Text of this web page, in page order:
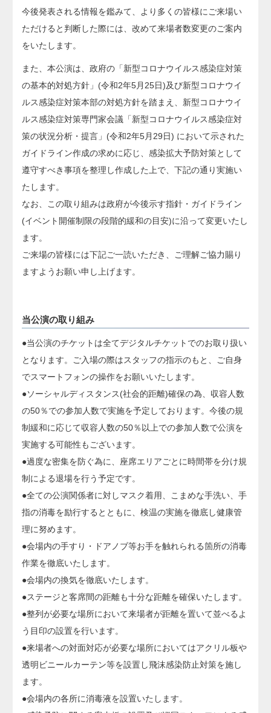
今後発表される情報を鑑みて、より多くの皆様にご来場い
ただけると判断した際には、改めて来場者数変更のご案内
をいたします。
また、本公演は、政府の「新型コロナウイルス感染症対策
の基本的対処方針」(令和2年5月25日)及び新型コロナウイ
ルス感染症対策本部の対処方針を踏まえ、新型コロナウイ
ルス感染症対策専門家会議「新型コロナウイルス感染症対
策の状況分析・提言」(令和2年5月29日) において示された
ガイドライン作成の求めに応じ、感染拡大予防対策として
遵守すべき事項を整理し作成した上で、下記の通り実施い
たします。
なお、この取り組みは政府が今後示す指針・ガイドライン
(イベント開催制限の段階的緩和の目安)に沿って変更いたし
ます。
ご来場の皆様には下記ご一読いただき、ご理解ご協力賜り
ますようお願い申し上げます。
当公演の取り組み
●当公演のチケットは全てデジタルチケットでのお取り扱い
となります。ご入場の際はスタッフの指示のもと、ご自身
でスマートフォンの操作をお願いいたします。
●ソーシャルディスタンス(社会的距離)確保の為、収容人数
の50％での参加人数で実施を予定しております。今後の規
制緩和に応じて収容人数の50％以上での参加人数で公演を
実施する可能性もございます。
●過度な密集を防ぐ為に、座席エリアごとに時間帯を分け規
制による退場を行う予定です。
●全ての公演関係者に対しマスク着用、こまめな手洗い、手
指の消毒を励行するとともに、検温の実施を徹底し健康管
理に努めます。
●会場内の手すり・ドアノブ等お手を触れられる箇所の消毒
作業を徹底いたします。
●会場内の換気を徹底いたします。
●ステージと客席間の距離も十分な距離を確保いたします。
●整列が必要な場所において来場者が距離を置いて並べるよ
う目印の設置を行います。
●来場者への対面対応が必要な場所においてはアクリル板や
透明ビニールカーテン等を設置し飛沫感染防止対策を施し
ます。
●会場内の各所に消毒液を設置いたします。